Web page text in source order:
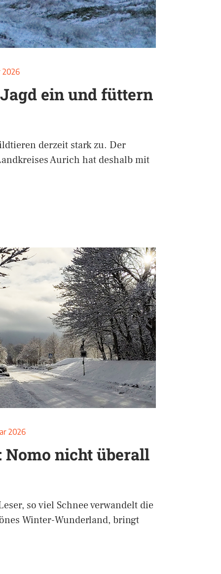
2026
ein und füttern
derzeit stark zu. Der
Aurich hat deshalb mit
2026
Nomo nicht überall
so viel Schnee verwandelt die
Winter-Wunderland, bringt